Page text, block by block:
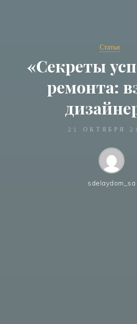
Статьи
«Секреты
ремонта:
21 ОКТЯБРЯ
sdelaydom_sa